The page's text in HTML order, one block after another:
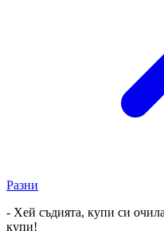
Разни
- Хей съдията, купи си
купи!